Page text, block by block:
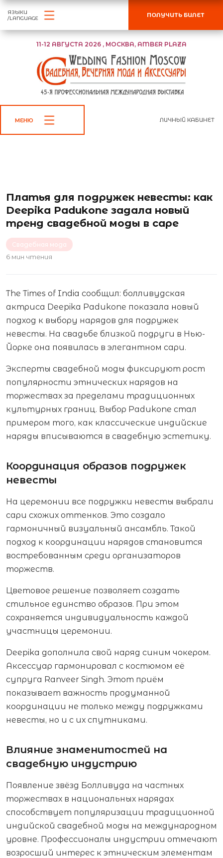
11-12 АВГУСТА 2026 , МОСКВА, AMBER PLAZA
ЛИЧНЫЙ КАБИНЕТ
ЯЗЫКИ
/LANGUAGE
ПОЛУЧИТЬ БИЛЕТ
МЕНЮ
Платья для подружек невесты: как
Deepika Padukone задала новый
тренд свадебной моды в саре
Свадебная мода
6 мин чтения
The Times of India сообщил: болливудская
актриса Deepika Padukone показала новый
подход к выбору нарядов для подружек
невесты. На свадьбе близкой подруги в Нью-
Йорке она появилась в элегантном сари.
Эксперты свадебной моды фиксируют рост
популярности этнических нарядов на
торжествах за пределами традиционных
культурных границ. Выбор Padukone стал
примером того, как классические индийские
наряды вписываются в свадебную эстетику.
Координация образов подружек
невесты
На церемонии все подружки невесты выбрали
сари схожих оттенков. Это создало
гармоничный визуальный ансамбль. Такой
подход к координации нарядов становится
востребованным среди организаторов
торжеств.
Цветовое решение позволяет создать
стильное единство образов. При этом
сохраняется индивидуальность каждой
участницы церемонии.
Deepika дополнила свой наряд синим чокером.
Аксессуар гармонировал с костюмом её
супруга Ranveer Singh. Этот приём
показывает важность продуманной
координации не только между подружками
невесты, но и с их спутниками.
Влияние знаменитостей на
свадебную индустрию
Появление звёзд Болливуда на частных
торжествах в национальных нарядах
способствует популяризации традиционной
индийской свадебной моды на международном
уровне. Профессионалы индустрии отмечают
возросший интерес к этническим элементам